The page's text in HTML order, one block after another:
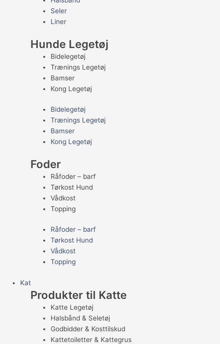
Seler
Liner
Hunde Legetøj
Bidelegetøj
Trænings Legetøj
Bamser
Kong Legetøj
Bidelegetøj
Trænings Legetøj
Bamser
Kong Legetøj
Foder
Råfoder – barf
Tørkost Hund
Vådkost
Topping
Råfoder – barf
Tørkost Hund
Vådkost
Topping
Kat
Produkter til Katte
Katte Legetøj
Halsbånd & Seletøj
Godbidder & Kosttilskud
Kattetoiletter & Kattegrus